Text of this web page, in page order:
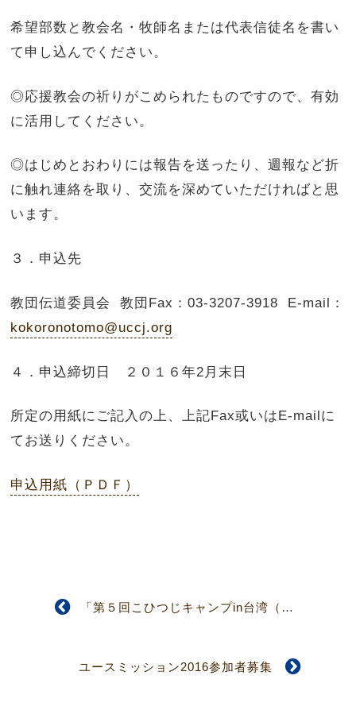
希望部数と教会名・牧師名または代表信徒名を書い
て申し込んでください。
◎応援教会の祈りがこめられたものですので、有効
に活用してください。
◎はじめとおわりには報告を送ったり、週報など折
に触れ連絡を取り、交流を深めていただければと思
います。
３．申込先
教団伝道委員会 教団Fax：03-3207-3918 E-mail：
kokoronotomo@uccj.org
４．申込締切日 ２０１６年2月末日
所定の用紙にご記入の上、上記Fax或いはE-mailに
てお送りください。
申込用紙（ＰＤＦ）
「第５回こひつじキャンプin台湾（新竹）」参加者募集
ユースミッション2016参加者募集